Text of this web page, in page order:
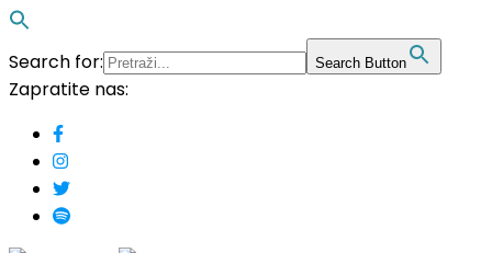
Search for: Search Button
Zapratite nas: